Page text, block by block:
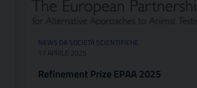
NEWS DA SOCIETÀ SCIENTIFICHE
17 APRILE 2025
Refinement Prize EPAA 2025